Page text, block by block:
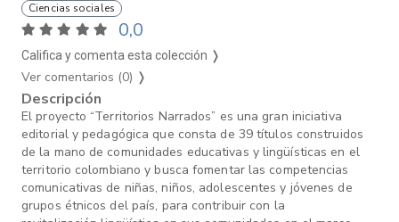
Ciencias sociales
0,0
Califica y comenta esta colección ❭
Ver comentarios (0) ❭
Descripción
El proyecto “Territorios Narrados” es una gran iniciativa
editorial y pedagógica que consta de 39 títulos construidos
de la mano de comunidades educativas y lingüísticas en el
territorio colombiano y busca fomentar las competencias
comunicativas de niñas, niños, adolescentes y jóvenes de
grupos étnicos del país, para contribuir con la